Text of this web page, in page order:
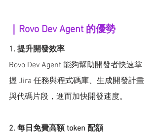
｜Rovo Dev Agent 的優勢
1. 提升開發效率
Rovo Dev Agent 能夠幫助開發者快速掌
握 Jira 任務與程式碼庫、生成開發計畫
與代碼片段，進而加快開發速度。
2. 每日免費高額 token 配額